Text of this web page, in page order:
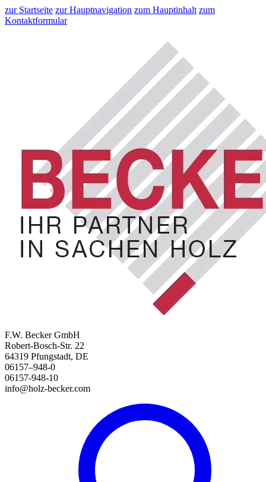
zur Startseite zur Hauptnavigation zum Hauptinhalt zum
Kontaktformular
F.W. Becker GmbH
Robert-Bosch-Str. 22
64319 Pfungstadt, DE
06157–948-0
06157-948-10
info@holz-becker.com